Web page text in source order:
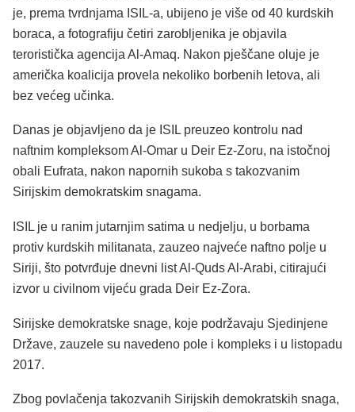
je, prema tvrdnjama ISIL-a, ubijeno je više od 40 kurdskih
boraca, a fotografiju četiri zarobljenika je objavila
teroristička agencija Al-Amaq. Nakon pješčane oluje je
američka koalicija provela nekoliko borbenih letova, ali
bez većeg učinka.
Danas je objavljeno da je ISIL preuzeo kontrolu nad
naftnim kompleksom Al-Omar u Deir Ez-Zoru, na istočnoj
obali Eufrata, nakon napornih sukoba s takozvanim
Sirijskim demokratskim snagama.
ISIL je u ranim jutarnjim satima u nedjelju, u borbama
protiv kurdskih militanata, zauzeo najveće naftno polje u
Siriji, što potvrđuje dnevni list Al-Quds Al-Arabi, citirajući
izvor u civilnom vijeću grada Deir Ez-Zora.
Sirijske demokratske snage, koje podržavaju Sjedinjene
Države, zauzele su navedeno pole i kompleks i u listopadu
2017.
Zbog povlačenja takozvanih Sirijskih demokratskih snaga,